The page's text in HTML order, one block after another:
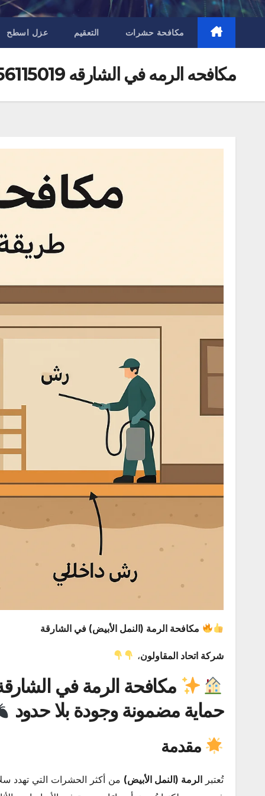
مكافحة حشرات التعقيم عزل اسطح
مكافحه الرمه في الشارقه 0556115019
مكافحة الرمة (النمل الأبيض) في الشارقة
شركة اتحاد المقاولون،
مكافحة الرمة في
حماية مضمونة وجودة بلا حدود
مقدمة
تُعتبر الرمة (النمل الأبيض) من أكثر الحشرات التي تهدد